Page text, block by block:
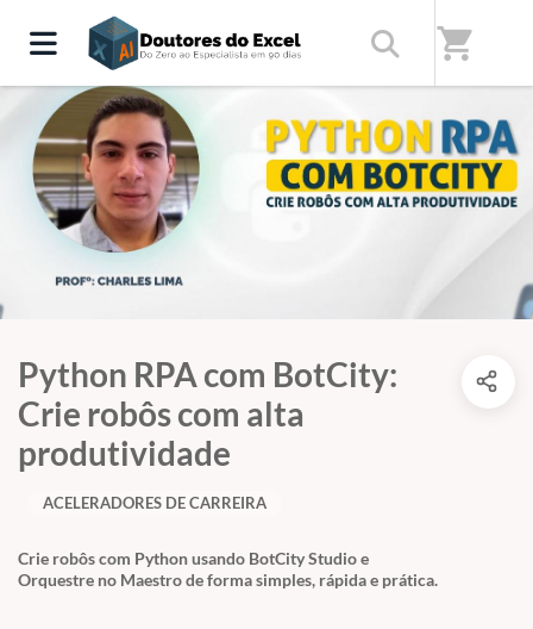
shopping_cart
Python RPA com BotCity:
Crie robôs com alta
produtividade
Crie robôs com Python usando BotCity Studio e
Orquestre no Maestro de forma simples, rápida e prática.
ACELERADORES DE CARREIRA